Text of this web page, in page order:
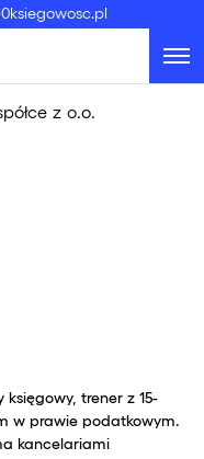
z o.o.
księgowy, trener z 15-
w prawie podatkowym.
kancelariami